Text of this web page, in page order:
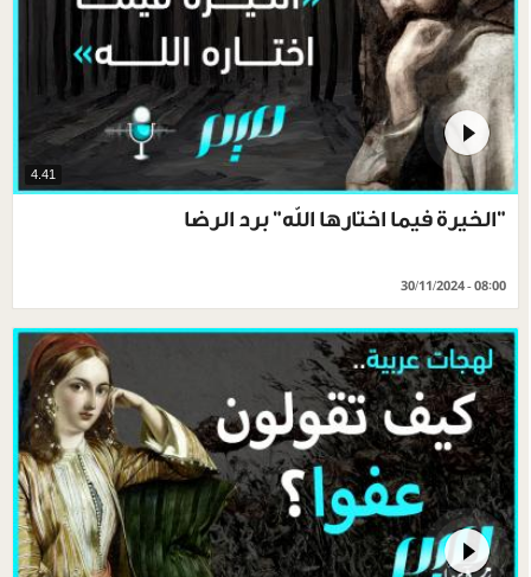
4.41
"الخيرة فيما اختارها الله" برد الرضا
30/11/2024 - 08:00